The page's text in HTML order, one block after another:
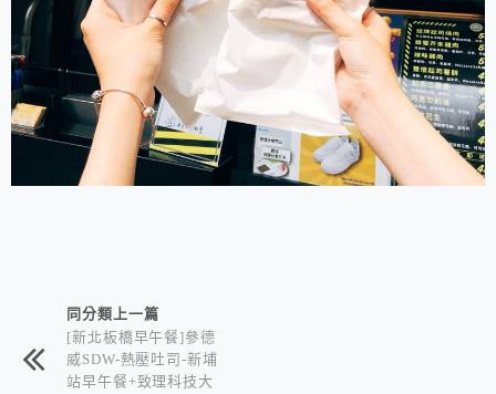
相連文章同分類上一篇
[新北板橋早午餐]參德
威SDW-熱壓吐司-新埔
站早午餐+致理科技大